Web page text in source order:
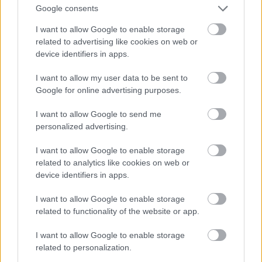
Google consents
I want to allow Google to enable storage
related to advertising like cookies on web or
device identifiers in apps.
I want to allow my user data to be sent to
Google for online advertising purposes.
I want to allow Google to send me
personalized advertising.
I want to allow Google to enable storage
related to analytics like cookies on web or
device identifiers in apps.
I want to allow Google to enable storage
related to functionality of the website or app.
I want to allow Google to enable storage
related to personalization.
amolyan 'látjátok, ha nem vagytok hazafiasak, ti is
hasonló célra, bár leginkább talán az eredendő
jóindulat jeleként delegálni lehetne őket mind egy
szálig Magyarország diplomáciai képviseletére
Mi sem vesztenénk velük semmit, ők sem éreznék ott
annyira rosszul magukat, mint idehaza, a zsidók is
szívesebben látnák őket ebben a szerepben, mint
valami hazafiasabb testületet, és végül de nem
utolsó sorban, amennyi közös diplomáciai ügyünk
izraellel lenne, még halálra se dolgoznák magukat.
Mondd, hogy mindenre gondtoltam :) !
17 éve